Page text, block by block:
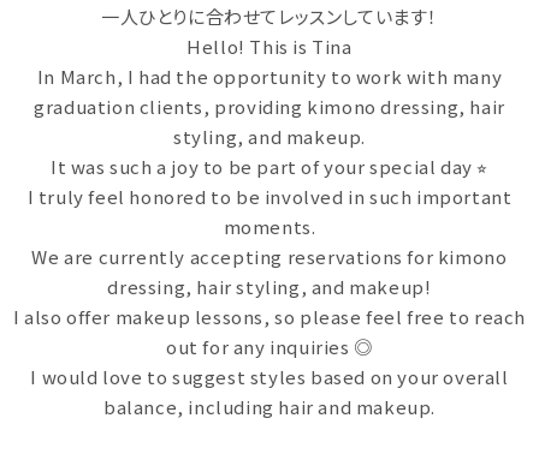
一人ひとりに合わせてレッスンしています！
Hello! This is Tina
In March, I had the opportunity to work with many
graduation clients, providing kimono dressing, hair
styling, and makeup.
It was such a joy to be part of your special day ⭐︎
I truly feel honored to be involved in such important
moments.
We are currently accepting reservations for kimono
dressing, hair styling, and makeup!
I also offer makeup lessons, so please feel free to reach
out for any inquiries ◎
I would love to suggest styles based on your overall
balance, including hair and makeup.